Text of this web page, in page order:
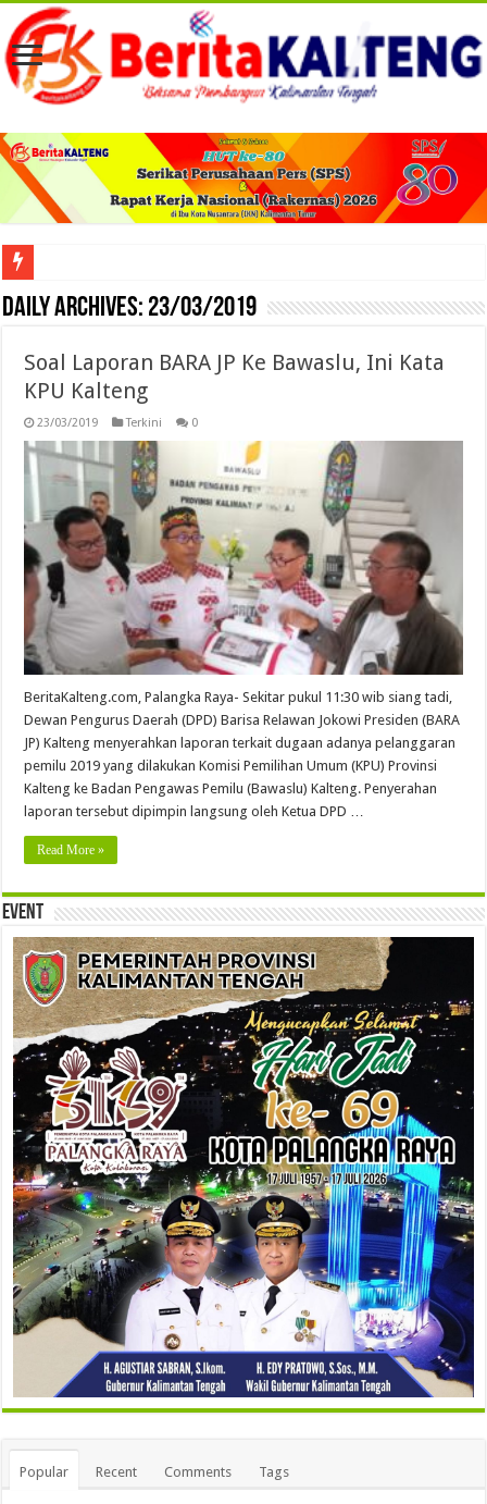
Viral! Selama Dua Bulan Lebih Siltap Serta Tunjangan Pemdes dan BPD di
Daily Archives: 23/03/2019
Soal Laporan BARA JP Ke Bawaslu, Ini Kata
KPU Kalteng
23/03/2019 Terkini 0
BeritaKalteng.com, Palangka Raya- Sekitar pukul 11:30 wib siang tadi,
Dewan Pengurus Daerah (DPD) Barisa Relawan Jokowi Presiden (BARA
JP) Kalteng menyerahkan laporan terkait dugaan adanya pelanggaran
pemilu 2019 yang dilakukan Komisi Pemilihan Umum (KPU) Provinsi
Kalteng ke Badan Pengawas Pemilu (Bawaslu) Kalteng. Penyerahan
laporan tersebut dipimpin langsung oleh Ketua DPD …
Read More »
Event
Popular Recent Comments Tags